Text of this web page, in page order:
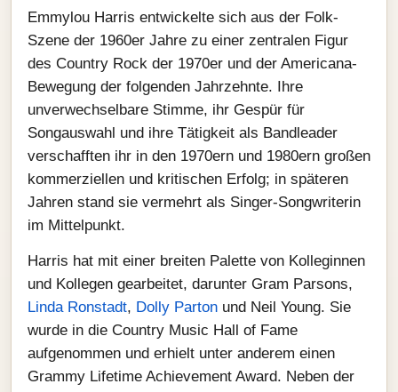
Emmylou Harris entwickelte sich aus der Folk-
Szene der 1960er Jahre zu einer zentralen Figur
des Country Rock der 1970er und der Americana-
Bewegung der folgenden Jahrzehnte. Ihre
unverwechselbare Stimme, ihr Gespür für
Songauswahl und ihre Tätigkeit als Bandleader
verschafften ihr in den 1970ern und 1980ern großen
kommerziellen und kritischen Erfolg; in späteren
Jahren stand sie vermehrt als Singer-Songwriterin
im Mittelpunkt.
Harris hat mit einer breiten Palette von Kolleginnen
und Kollegen gearbeitet, darunter Gram Parsons,
Linda Ronstadt, Dolly Parton und Neil Young. Sie
wurde in die Country Music Hall of Fame
aufgenommen und erhielt unter anderem einen
Grammy Lifetime Achievement Award. Neben der